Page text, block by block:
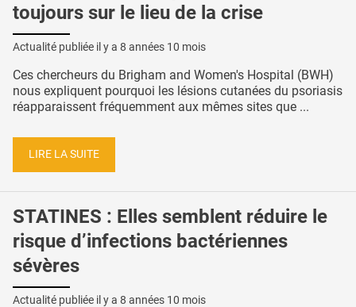
toujours sur le lieu de la crise
Actualité publiée il y a 8 années 10 mois
Ces chercheurs du Brigham and Women's Hospital (BWH)
nous expliquent pourquoi les lésions cutanées du psoriasis
réapparaissent fréquemment aux mêmes sites que ...
LIRE LA SUITE
STATINES : Elles semblent réduire le
risque d’infections bactériennes
sévères
Actualité publiée il y a 8 années 10 mois